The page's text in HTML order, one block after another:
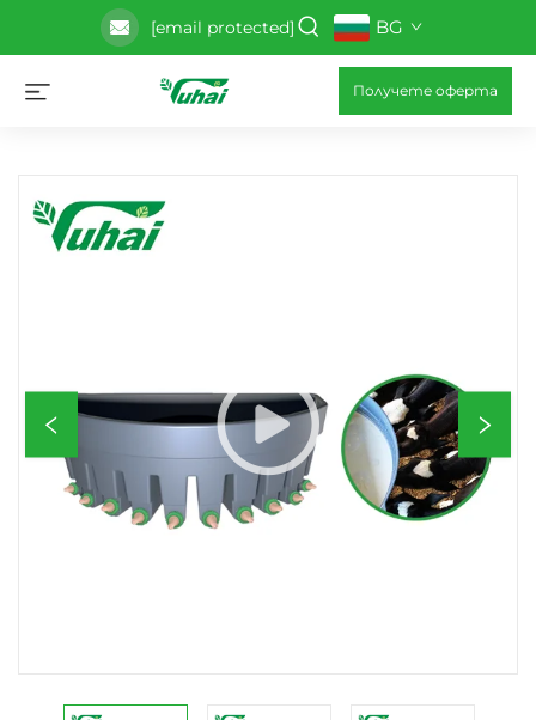
[email protected] BG
Получете оферта